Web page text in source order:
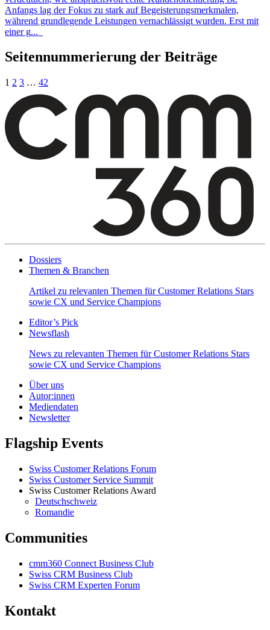
Anfangs lag der Fokus zu stark auf Begeisterungsmerkmalen,
während grundlegende Leistungen vernachlässigt wurden. Erst mit
einer g...
Seitennummerierung der Beiträge
1 2 3 … 42
Dossiers
Themen & Branchen
Artikel zu relevanten Themen für Customer Relations Stars
sowie CX und Service Champions
Editor’s Pick
Newsflash
News zu relevanten Themen für Customer Relations Stars
sowie CX und Service Champions
Über uns
Autor:innen
Mediendaten
Newsletter
Flagship Events
Swiss Customer Relations Forum
Swiss Customer Service Summit
Swiss Customer Relations Award
Deutschschweiz
Romandie
Communities
cmm360 Connect Business Club
Swiss CRM Business Club
Swiss CRM Experten Forum
Kontakt